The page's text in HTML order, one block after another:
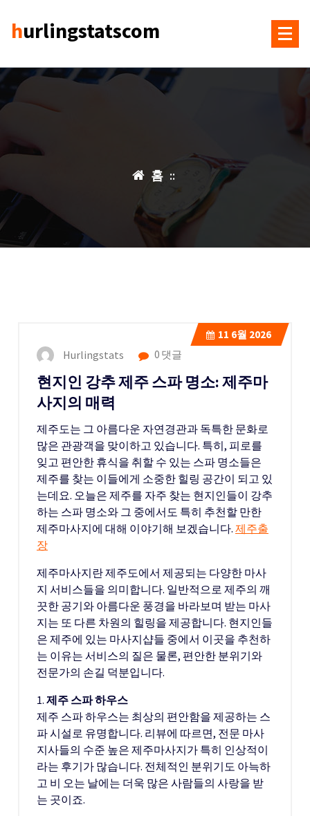
건
뛰
hurlingstatscom
홈 ::
11 6월 2026
Hurlingstats 0 댓글
현지인 강추 제주 스파 명소: 제주마
사지의 매력
제주도는 그 아름다운 자연경관과 독특한 문화로
많은 관광객을 맞이하고 있습니다. 특히, 피로를
잊고 편안한 휴식을 취할 수 있는 스파 명소들은
제주를 찾는 이들에게 소중한 힐링 공간이 되고 있
는데요. 오늘은 제주를 자주 찾는 현지인들이 강추
하는 스파 명소와 그 중에서도 특히 추천할 만한
제주마사지에 대해 이야기해 보겠습니다. 제주출
장
제주마사지란 제주도에서 제공되는 다양한 마사
지 서비스들을 의미합니다. 일반적으로 제주의 깨
끗한 공기와 아름다운 풍경을 바라보며 받는 마사
지는 또 다른 차원의 힐링을 제공합니다. 현지인들
은 제주에 있는 마사지샵들 중에서 이곳을 추천하
는 이유는 서비스의 질은 물론, 편안한 분위기와
전문가의 손길 덕분입니다.
1. 제주 스파 하우스
제주 스파 하우스는 최상의 편안함을 제공하는 스
파 시설로 유명합니다. 리뷰에 따르면, 전문 마사
지사들의 수준 높은 제주마사지가 특히 인상적이
라는 후기가 많습니다. 전체적인 분위기도 아늑하
고 비 오는 날에는 더욱 많은 사람들의 사랑을 받
는 곳이죠.